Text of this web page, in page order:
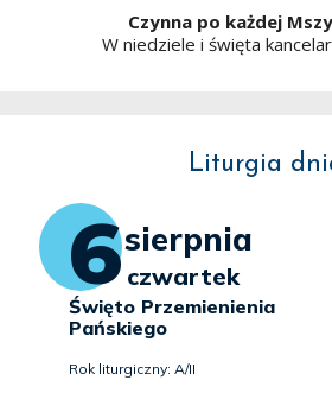
Czynna po każdej
W niedziele i święta
Liturgia